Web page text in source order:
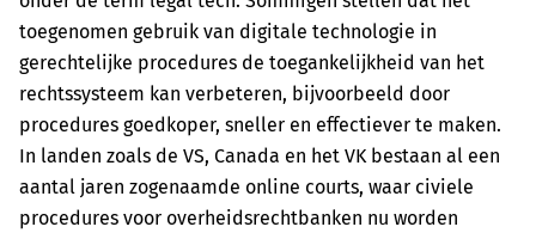
toegenomen gebruik van digitale technologie in
gerechtelijke procedures de toegankelijkheid van het
rechtssysteem kan verbeteren, bijvoorbeeld door
procedures goedkoper, sneller en effectiever te maken.
In landen zoals de VS, Canada en het VK bestaan al een
aantal jaren zogenaamde online courts, waar civiele
procedures voor overheidsrechtbanken nu worden